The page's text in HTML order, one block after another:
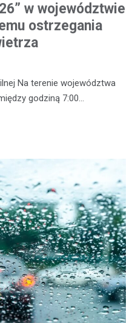
w województwie
ostrzegania
Na terenie województwa
godziną 7:00…